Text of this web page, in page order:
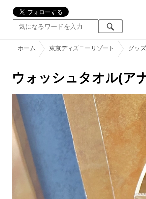
ホーム 東京ディズニーリゾート グッ
ウォッシュタオル(ア